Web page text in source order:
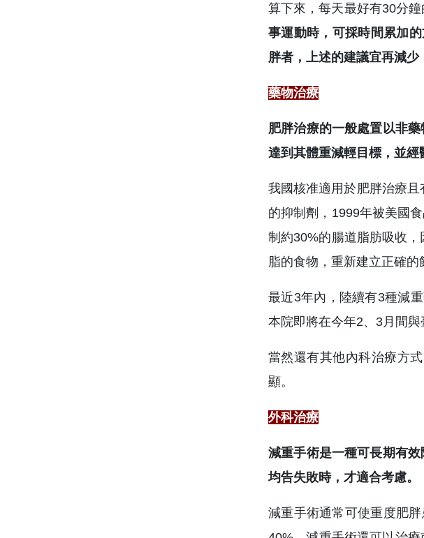
算下來，每天最好有30分
事運動時，可採時間累加
胖者，上述的建議宜再減少
藥物治療
肥胖治療的一般處置以非
達到其體重減輕目標，並經
我國核准適用於肥胖治療
的抑制劑，1999年被美國
制約30%的腸道脂肪吸收
脂的食物，重新建立正確的
最近3年內，陸續有3種減
本院即將在今年2、3月間
當然還有其他內科治療方
顯。
外科治療
減重手術是一種可長期有
均告失敗時，才適合考慮。
減重手術通常可使重度肥